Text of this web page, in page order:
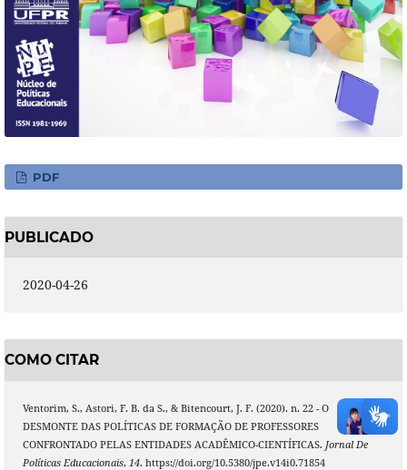
PDF
PUBLICADO
2020-04-26
COMO CITAR
Ventorim, S., Astori, F. B. da S., & Bitencourt, J. F. (2020). n. 22 - O
DESMONTE DAS POLÍTICAS DE FORMAÇÃO DE PROFESSORES
CONFRONTADO PELAS ENTIDADES ACADÊMICO-CIENTÍFICAS. Jornal De
Políticas Educacionais, 14. https://doi.org/10.5380/jpe.v14i0.71854